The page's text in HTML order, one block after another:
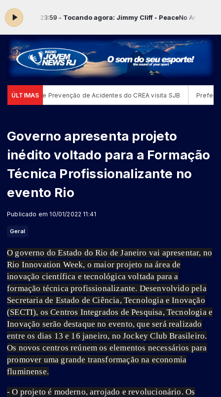
às 23:59 -Tocando agora: Jimmy Cliff - PeaceNo Ar! Música
ÚLTIMAS
Análise e Prevenção de Acidentes do CREA visita SJB Prefeito
Governo apresenta projeto
inédito voltado para a Formação
Técnica Profissionalizante no
evento Rio
Publicado em 10/01/2022 11:41
Geral
O governo do Estado do Rio de Janeiro vai apresentar, no
Rio Innovation Week, o maior projeto na área de
inovação científica e tecnológica voltada para a
formação técnica profissionalizante. Desenvolvido pela
Secretaria de Estado de Ciência, Tecnologia e Inovação
(SECTI), os Centros Integrados de Pesquisa, Tecnologia e
Inovação serão destaque no evento, que será realizado
entre os dias 13 e 16 janeiro, no Jockey Club Brasileiro.
Os novos centros reúnem os elementos necessários para
promover uma grande transformação na economia
fluminense.
- O projeto é moderno, arrojado e revolucionário. Os